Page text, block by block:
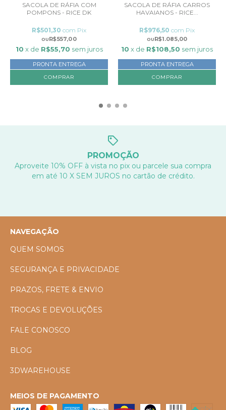
SACOLA DE RÁFIA COM
POMPONS - RICE DK
R$557,00
R$501,30 com Pix
10 x de R$55,70 sem juros
PRONTA ENTREGA
SACOLA DE RÁFIA CARROS
HAVAIANOS - RICE...
R$1.085,00
R$976,50 com Pix
10 x de R$108,50 sem juros
PRONTA ENTREGA
COMPRAR
PROMOÇÃO
Aproveite 10% OFF à vista no pix ou parcele sua compra
em até 10 X SEM JUROS no cartão de crédito.
NAVEGAÇÃO
QUEM SOMOS
SEGURANÇA E PRIVACIDADE
PRAZOS, FRETE & ENVIO
TROCAS E DEVOLUÇÕES
FALE CONOSCO
BLOG
3DWAREHOUSE
MEIOS DE PAGAMENTO